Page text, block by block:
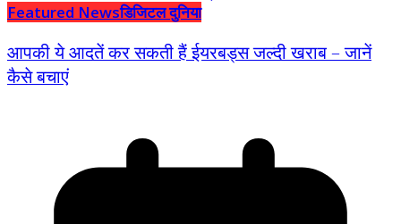
Featured Newsडिजिटल दुनिया
आपकी ये आदतें कर सकती हैं ईयरबड्स जल्दी खराब – जानें
कैसे बचाएं